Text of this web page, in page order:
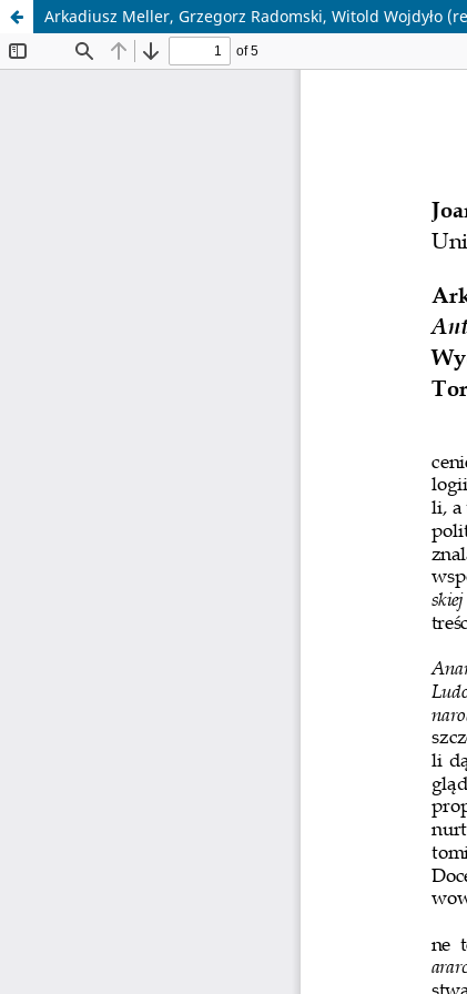
Arkadiusz Meller, Grzegorz Radomski, Witold Wojdyło